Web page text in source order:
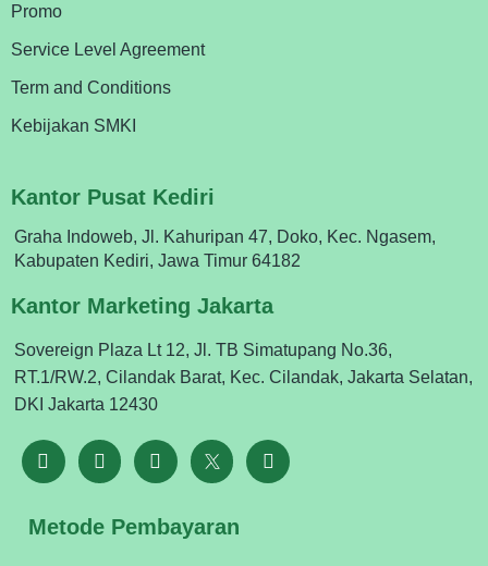
Promo
Service Level Agreement
Term and Conditions
Kebijakan SMKI
Kantor Pusat Kediri
Graha Indoweb, Jl. Kahuripan 47, Doko, Kec. Ngasem,
Kabupaten Kediri, Jawa Timur 64182
Kantor Marketing Jakarta
Sovereign Plaza Lt 12, Jl. TB Simatupang No.36,
RT.1/RW.2, Cilandak Barat, Kec. Cilandak, Jakarta Selatan,
DKI Jakarta 12430
Metode Pembayaran